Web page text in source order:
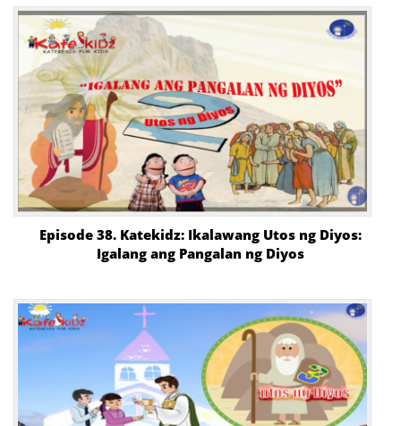
Episode 38. Katekidz: Ikalawang Utos ng Diyos:
Igalang ang Pangalan ng Diyos